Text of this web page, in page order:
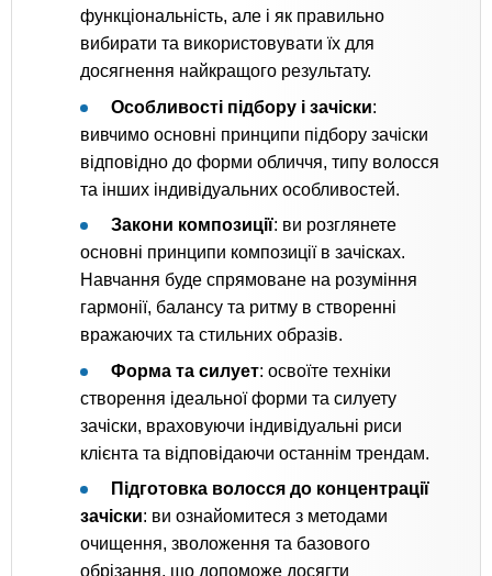
функціональність, але і як правильно
вибирати та використовувати їх для
досягнення найкращого результату.
Особливості підбору і зачіски:
вивчимо основні принципи підбору зачіски
відповідно до форми обличчя, типу волосся
та інших індивідуальних особливостей.
Закони композиції: ви розглянете
основні принципи композиції в зачісках.
Навчання буде спрямоване на розуміння
гармонії, балансу та ритму в створенні
вражаючих та стильних образів.
Форма та силует: освоїте техніки
створення ідеальної форми та силуету
зачіски, враховуючи індивідуальні риси
клієнта та відповідаючи останнім трендам.
Підготовка волосся до концентрації
зачіски: ви ознайомитеся з методами
очищення, зволоження та базового
обрізання, що допоможе досягти